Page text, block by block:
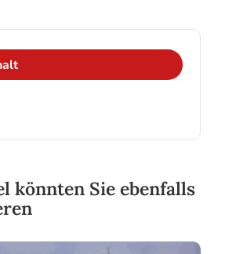
könnten Sie ebenfalls